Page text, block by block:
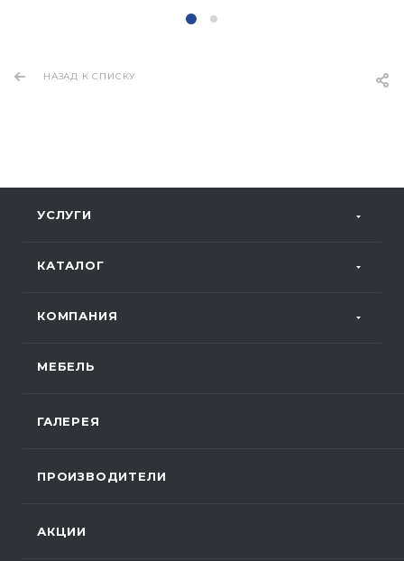
НАЗАД К СПИСКУ
УСЛУГИ
КАТАЛОГ
КОМПАНИЯ
МЕБЕЛЬ
ГАЛЕРЕЯ
ПРОИЗВОДИТЕЛИ
АКЦИИ